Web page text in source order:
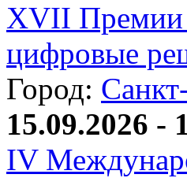
XVII Премии
цифровые
Город:
15.09.2026 -
IV